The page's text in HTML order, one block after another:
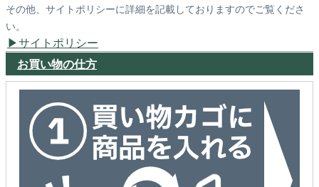
その他、サイトポリシーに詳細を記載しておりますのでご覧くださ
い。
サイトポリシー
お買い物の仕方